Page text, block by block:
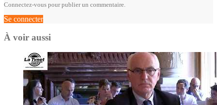
Connectez-vous pour publier un commentaire.
Se connecter
À voir aussi